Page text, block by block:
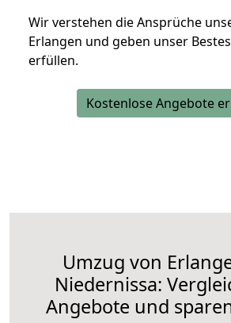
Wir verstehen die Ansprüche
Erlangen und geben unser
erfüllen.
Kostenlose Angebote
Umzug von
Niedernissa:
Angebote und